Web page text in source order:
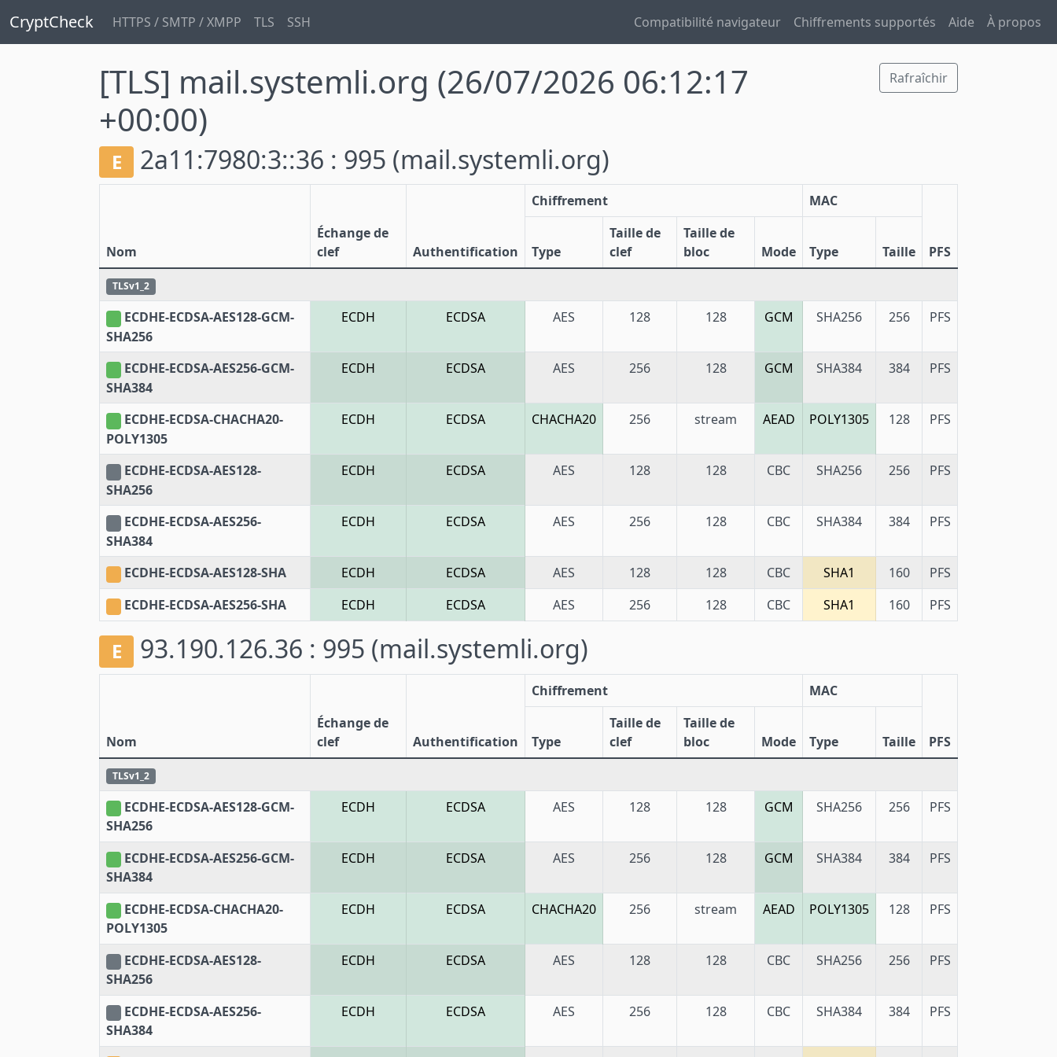
CryptCheck HTTPS / SMTP / XMPP TLS SSH Compatibilité navigateur Chiffrements supportés Aide À propos
[TLS] mail.systemli.org (26/07/2026 06:12:17
+00:00)
Rafraîchir
E 2a11:7980:3::36 : 995 (mail.systemli.org)
Nom
Échange de
clef
Authentification
Chiffrement MAC
PFS
Type
Taille de
clef
Taille de
bloc
Mode Type Taille
TLSv1_2
ECDHE-ECDSA-AES128-GCM-
SHA256
ECDH ECDSA AES 128 128 GCM SHA256 256 PFS
ECDHE-ECDSA-AES256-GCM-
SHA384
ECDH ECDSA AES 256 128 GCM SHA384 384 PFS
ECDHE-ECDSA-CHACHA20-
POLY1305
ECDH ECDSA CHACHA20 256 stream AEAD POLY1305 128 PFS
ECDHE-ECDSA-AES128-
SHA256
ECDH ECDSA AES 128 128 CBC SHA256 256 PFS
ECDHE-ECDSA-AES256-
SHA384
ECDH ECDSA AES 256 128 CBC SHA384 384 PFS
ECDHE-ECDSA-AES128-SHA ECDH ECDSA AES 128 128 CBC SHA1 160
PFS
ECDHE-ECDSA-AES256-SHA
ECDH ECDSA AES 256 128 CBC SHA1 160 PFS
E 93.190.126.36 : 995 (mail.systemli.org)
Nom
Échange de
clef
Authentification
Chiffrement MAC
PFS
Type
Taille de
clef
Taille de
bloc
Mode Type Taille
TLSv1_2
ECDHE-ECDSA-AES128-GCM-
SHA256
ECDH ECDSA AES 128 128 GCM SHA256 256 PFS
ECDHE-ECDSA-AES256-GCM-
SHA384
ECDH ECDSA AES 256 128 GCM SHA384 384 PFS
ECDHE-ECDSA-CHACHA20-
POLY1305
ECDH ECDSA CHACHA20 256 stream AEAD POLY1305 128 PFS
ECDHE-ECDSA-AES128-
SHA256
ECDH ECDSA AES 128 128 CBC SHA256 256 PFS
ECDHE-ECDSA-AES256-
SHA384
ECDH ECDSA AES 256 128 CBC SHA384 384 PFS